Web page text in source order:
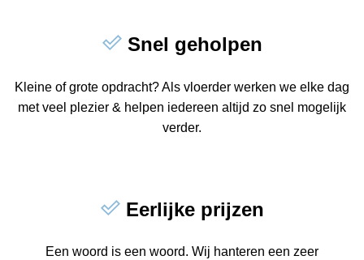
Snel geholpen
Kleine of grote opdracht? Als vloerder werken we elke dag
met veel plezier & helpen iedereen altijd zo snel mogelijk
verder.
Eerlijke prijzen
Een woord is een woord. Wij hanteren een zeer